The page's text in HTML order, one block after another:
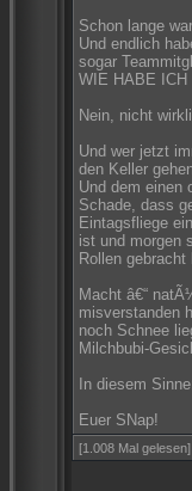
Schon lange
Und endlich
sogar
WIE HABE
Nein, nicht
Und wer jetzt
den Keller
Und dem einen
Schade, dass
Eintagsfliege
ist und morgen
Rollen
Macht â€“
misverstanden
noch Schnee
Milchbubi-
In diesem
Euer SNap!
[1.008 Mal gelesen]